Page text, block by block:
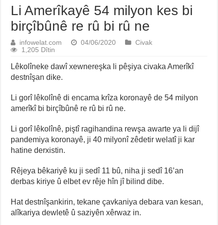
Li Amerîkayê 54 milyon kes bi
birçîbûnê re rû bi rû ne
infowelat.com 04/06/2020
Civak
1,205 Dîtin
Lêkolîneke dawî xewnereşka li pêşiya civaka Amerîkî
destnîşan dike.
Li gorî lêkolînê di encama krîza koronayê de 54 milyon
amerîkî bi birçîbûnê re rû bi rû ne.
Li gorî lêkolînê, piştî ragihandina rewşa awarte ya li dijî
pandemiya koronayê, ji 40 milyonî zêdetir welatî ji kar
hatine derxistin.
Rêjeya bêkariyê ku ji sedî 11 bû, niha ji sedî 16’an
derbas kiriye û elbet ev rêje hîn jî bilind dibe.
Hat destnîşankirin, tekane çavkaniya debara van kesan,
alîkariya dewletê û saziyên xêrwaz in.